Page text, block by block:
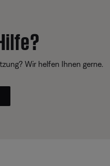
Wir helfen Ihnen gerne.